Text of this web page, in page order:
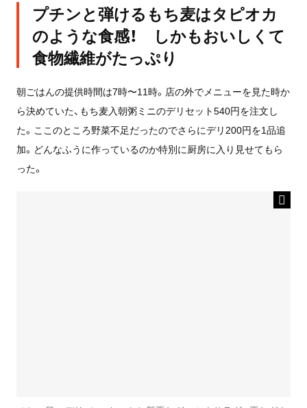
プチンと弾けるもち麦はタピオカ
のような食感！ しかもおいしくて
食物繊維がたっぷり
朝ごはんの提供時間は7時〜11時。店の外でメニューを見た時か
ら決めていた、もち麦入朝粥ミニのデリセット540円を注文し
た。ここのところ野菜不足だったのでさらにデリ200円を1品追
加。どんなふうに作っているのか特別に厨房に入り見せてもら
った。